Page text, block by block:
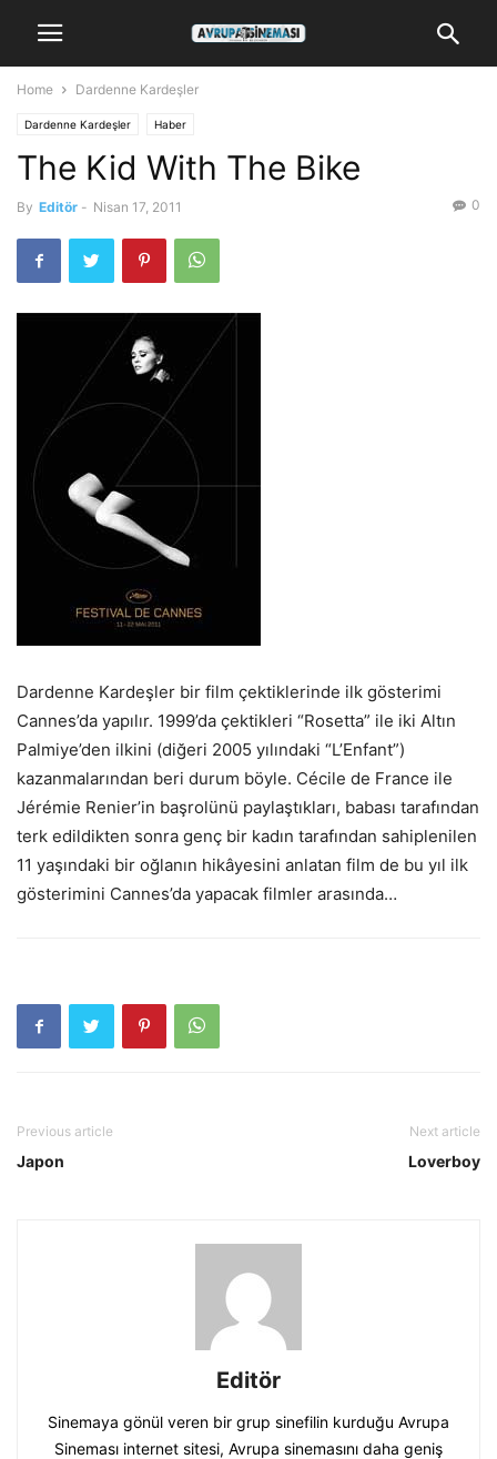
Home Dardenne Kardeşler
Dardenne Kardeşler Haber
The Kid With The Bike
By Editör - Nisan 17, 2011 0
Dardenne Kardeşler bir film çektiklerinde ilk gösterimi
Cannes’da yapılır. 1999’da çektikleri “Rosetta” ile iki Altın
Palmiye’den ilkini (diğeri 2005 yılındaki “L’Enfant”)
kazanmalarından beri durum böyle. Cécile de France ile
Jérémie Renier’in başrolünü paylaştıkları, babası tarafından
terk edildikten sonra genç bir kadın tarafından sahiplenilen
11 yaşındaki bir oğlanın hikâyesini anlatan film de bu yıl ilk
gösterimini Cannes’da yapacak filmler arasında…
Previous article
Japon
Next article
Loverboy
Editör
Sinemaya gönül veren bir grup sinefilin kurduğu Avrupa
Sineması internet sitesi, Avrupa sinemasını daha geniş